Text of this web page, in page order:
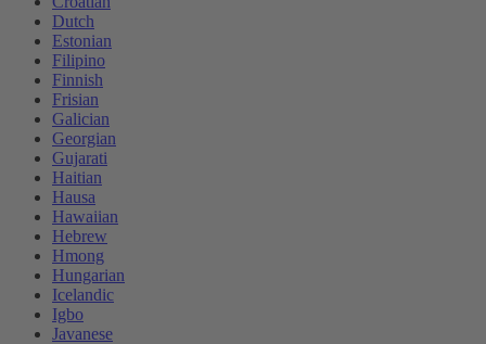
Dutch
Estonian
Filipino
Finnish
Frisian
Galician
Georgian
Gujarati
Haitian
Hausa
Hawaiian
Hebrew
Hmong
Hungarian
Icelandic
Igbo
Javanese